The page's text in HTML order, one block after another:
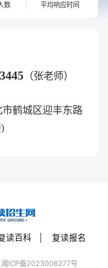
数 平均响应时间
（张老师）
鹤城区迎丰东路
读百科 复读报名
ICP备2023006277号